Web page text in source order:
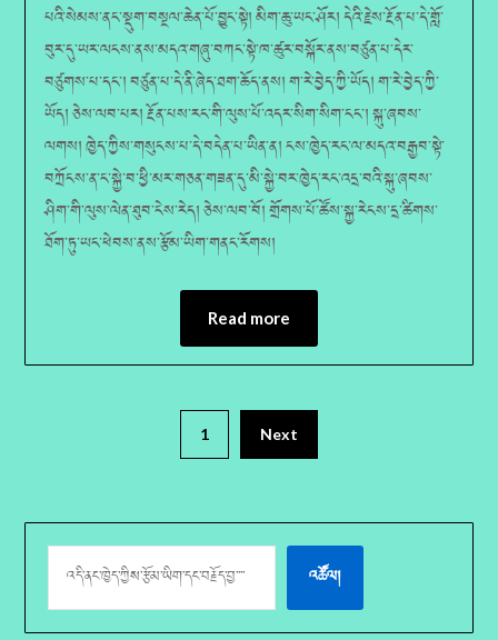
པའི་སེམས་ནང་སྡུག་བསྔལ་ཆེན་པོ་བྱུང་སྟེ། མིག་ཆུ་ཡང་ཤོར། དེའི་རྗེས་རྔོན་པ་དེ་གློ་
བུར་དུ་ཡར་ལངས་ནས་མདའ་གཞུ་བཀང་སྟེ་ཁ་ཚུར་བསྐོར་ནས་བཙུན་པ་དེར་
བཙུགས་པ་དང༌། བཙུན་པ་དེ་ནི་ཞེད་ཐག་ཆོད་ནས། ག་རེ་བྱེད་ཀྱི་ཡོད། ག་རེ་བྱེད་ཀྱི་
ཡོད། ཅེས་ལབ་པར། རྔོན་པས་རང་གི་ལུས་པོ་འདར་སིག་སིག་ངང༌། སྐུ་ཞབས་
ལགས། ཁྱེད་ཀྱིས་གསུངས་པ་དེ་བདེན་པ་ཡིན་ན། ངས་ཁྱེད་རང་ལ་མདའ་བརྒྱབ་སྟེ་
བཀྲོངས་ན་ང་སྐྱེ་བ་ཕྱི་མར་གཅན་གཟན་དུ་མི་སྐྱེ་བར་ཁྱེད་རང་འདྲ་བའི་སྐུ་ཞབས་
ཤིག་གི་ལུས་ལེན་ཐུབ་ངེས་རེད། ཅེས་ལབ་བོ། གྲོགས་པོ་ཚོས་སྐྱ་རེངས་དྲ་ཚིགས་
ཐོག་ཏུ་ཡང་ཕེབས་ནས་རྩོམ་ཡིག་གནང་རོགས།
Read more
1 Next
འཚོལ།